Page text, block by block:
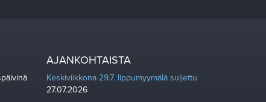
AJANKOHTAISTA
Keskiviikkona 29.7. lippumyymälä suljettu
27.07.2026